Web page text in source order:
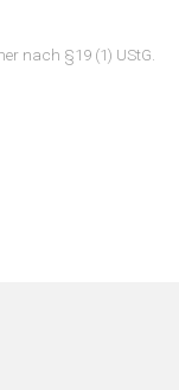
nach §19 (1) UStG.